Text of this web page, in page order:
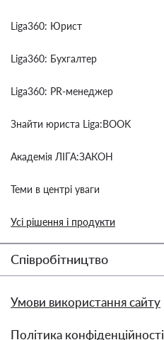
Liga360: Юрист
Liga360: Бухгалтер
Liga360: PR-менеджер
Знайти юриста Liga:BOOK
Академія ЛІГА:ЗАКОН
Теми в центрі уваги
Усі рішення і продукти
Співробітництво
Умови використання сайту
Політика конфіденційності